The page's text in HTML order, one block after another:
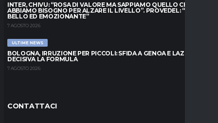
INTER, CHIVU: “ROSA DI VALORE MA SAPPIAMO QUELLO CHE
ABBIAMO BISOGNO PER ALZARE IL LIVELLO”. PROVEDEL: “MESE
BELLO ED EMOZIONANTE”
7 AGOSTO 2026
ULTIME NEWS
BOLOGNA, IRRUZIONE PER PICCOLI: SFIDA A GENOA E LAZIO,
DECISIVA LA FORMULA
7 AGOSTO 2026
CONTATTACI